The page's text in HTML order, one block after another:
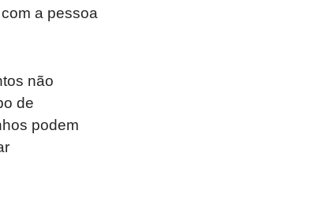
a pessoa
não
de
podem